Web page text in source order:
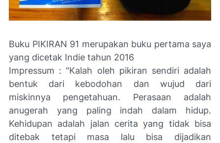
Buku PIKIRAN 91 merupakan buku pertama saya
yang dicetak Indie tahun 2016
Impressum : "Kalah oleh pikiran sendiri adalah
bentuk dari kebodohan dan wujud dari
miskinnya pengetahuan. Perasaan adalah
anugerah yang paling indah dalam hidup.
Kehidupan adalah jalan cerita yang tidak bisa
ditebak tetapi masa lalu bisa dijadikan